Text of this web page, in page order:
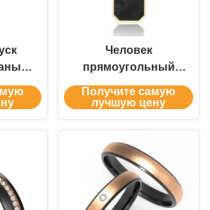
Человек
прямоугольный
кованый картонный
волокно подвесок
золотой ожерелье
Получите самую
лучшую цену